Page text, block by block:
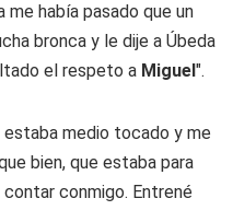
me había pasado que un
bronca y le dije a Úbeda
el respeto a Miguel".
medio tocado y me
bien, que estaba para
conmigo. Entrené